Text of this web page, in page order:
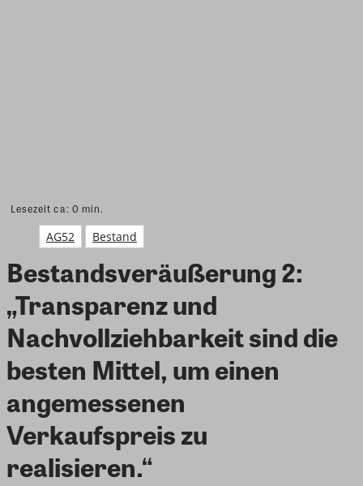
Lesezeit ca: 0 min.
AG52 Bestand
Bestandsveräußerung 2:
„Transparenz und
Nachvollziehbarkeit sind die
besten Mittel, um einen
angemessenen
Verkaufspreis zu
realisieren.“